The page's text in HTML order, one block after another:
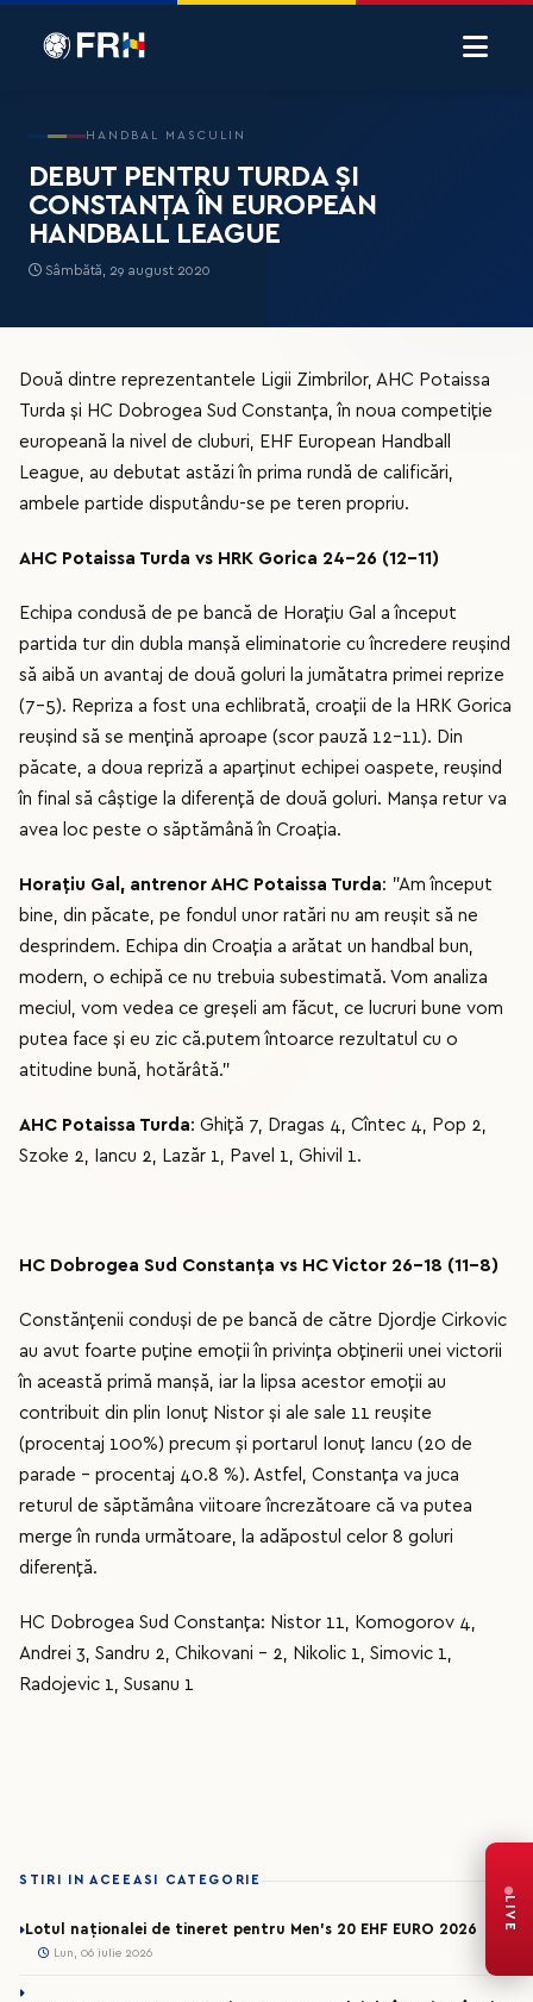
HANDBAL MASCULIN
DEBUT PENTRU TURDA ȘI
CONSTANȚA ÎN EUROPEAN
HANDBALL LEAGUE
Sâmbătă, 29 august 2020
Două dintre reprezentantele Ligii Zimbrilor, AHC Potaissa
Turda și HC Dobrogea Sud Constanța, în noua competiție
europeană la nivel de cluburi, EHF European Handball
League, au debutat astăzi în prima rundă de calificări,
ambele partide disputându-se pe teren propriu.
AHC Potaissa Turda vs HRK Gorica 24-26 (12-11)
Echipa condusă de pe bancă de Horațiu Gal a început
partida tur din dubla manșă eliminatorie cu încredere reușind
să aibă un avantaj de două goluri la jumătatra primei reprize
(7-5). Repriza a fost una echlibrată, croații de la HRK Gorica
reușind să se mențină aproape (scor pauză 12-11). Din
păcate, a doua repriză a aparținut echipei oaspete, reușind
în final să câștige la diferență de două goluri. Manșa retur va
avea loc peste o săptămână în Croația.
Horațiu Gal, antrenor AHC Potaissa Turda: "Am început
bine, din păcate, pe fondul unor ratări nu am reușit să ne
desprindem. Echipa din Croația a arătat un handbal bun,
modern, o echipă ce nu trebuia subestimată. Vom analiza
meciul, vom vedea ce greșeli am făcut, ce lucruri bune vom
putea face și eu zic că.putem întoarce rezultatul cu o
atitudine bună, hotărâtă."
AHC Potaissa Turda: Ghiță 7, Dragas 4, Cîntec 4, Pop 2,
Szoke 2, Iancu 2, Lazăr 1, Pavel 1, Ghivil 1.
HC Dobrogea Sud Constanța vs HC Victor 26-18 (11-8)
Constănțenii conduși de pe bancă de către Djordje Cirkovic
au avut foarte puține emoții în privința obținerii unei victorii
în această primă manșă, iar la lipsa acestor emoții au
contribuit din plin Ionuț Nistor și ale sale 11 reușite
(procentaj 100%) precum și portarul Ionuț Iancu (20 de
parade - procentaj 40.8 %). Astfel, Constanța va juca
returul de săptămâna viitoare încrezătoare că va putea
merge în runda următoare, la adăpostul celor 8 goluri
diferență.
HC Dobrogea Sud Constanța: Nistor 11, Komogorov 4,
Andrei 3, Sandru 2, Chikovani - 2, Nikolic 1, Simovic 1,
Radojevic 1, Susanu 1
STIRI IN ACEEASI CATEGORIE
Lotul naționalei de tineret pentru Men’s 20 EHF EURO 2026
Lun, 06 iulie 2026
LIVE